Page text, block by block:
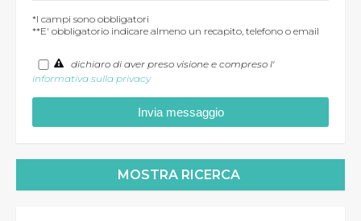
*I campi sono obbligatori
**E' obbligatorio indicare almeno un recapito, telefono o email
dichiaro di aver preso visione e compreso l'
informativa sulla privacy